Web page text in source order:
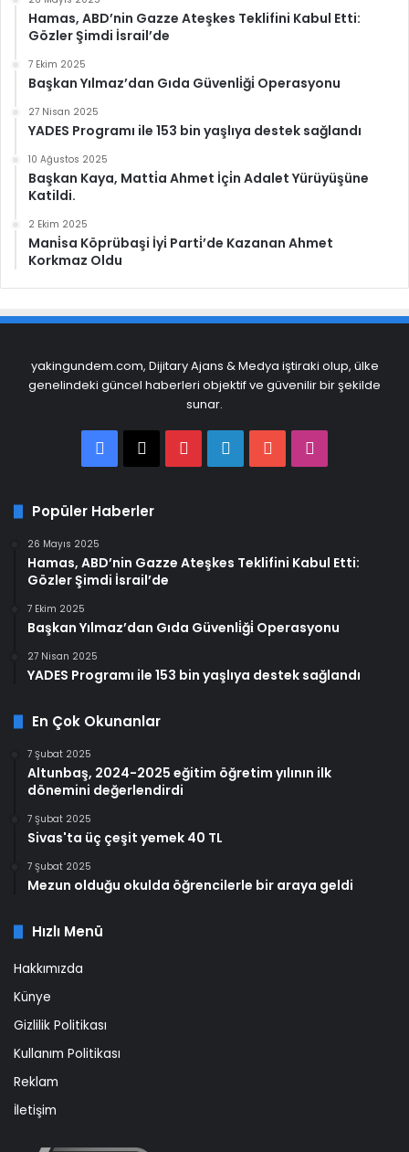
Hamas, ABD’nin Gazze Ateşkes Teklifini Kabul Etti:
Gözler Şimdi İsrail’de
7 Ekim 2025
Başkan Yılmaz’dan Gıda Güvenli̇ği̇ Operasyonu
27 Nisan 2025
YADES Programı ile 153 bin yaşlıya destek sağlandı
10 Ağustos 2025
Başkan Kaya, Matti̇a Ahmet İçi̇n Adalet Yürüyüşüne
Katildi.
2 Ekim 2025
Mani̇sa Köprübaşi İyi̇ Parti̇’de Kazanan Ahmet
Korkmaz Oldu
yakingundem.com, Dijitary Ajans & Medya iştiraki olup, ülke
genelindeki güncel haberleri objektif ve güvenilir bir şekilde
sunar.
Facebook
X PinterestLinkedInYouTube
Popüler Haberler
26 Mayıs 2025
Hamas, ABD’nin Gazze Ateşkes Teklifini Kabul Etti:
Gözler Şimdi İsrail’de
7 Ekim 2025
Başkan Yılmaz’dan Gıda Güvenli̇ği̇ Operasyonu
27 Nisan 2025
YADES Programı ile 153 bin yaşlıya destek sağlandı
En Çok Okunanlar
7 Şubat 2025
Altunbaş, 2024-2025 eğitim öğretim yılının ilk
dönemini değerlendirdi
7 Şubat 2025
Sivas'ta üç çeşit yemek 40 TL
7 Şubat 2025
Mezun olduğu okulda öğrencilerle bir araya geldi
Hızlı Menü
Hakkımızda
Künye
Gizlilik Politikası
Kullanım Politikası
Reklam
İletişim